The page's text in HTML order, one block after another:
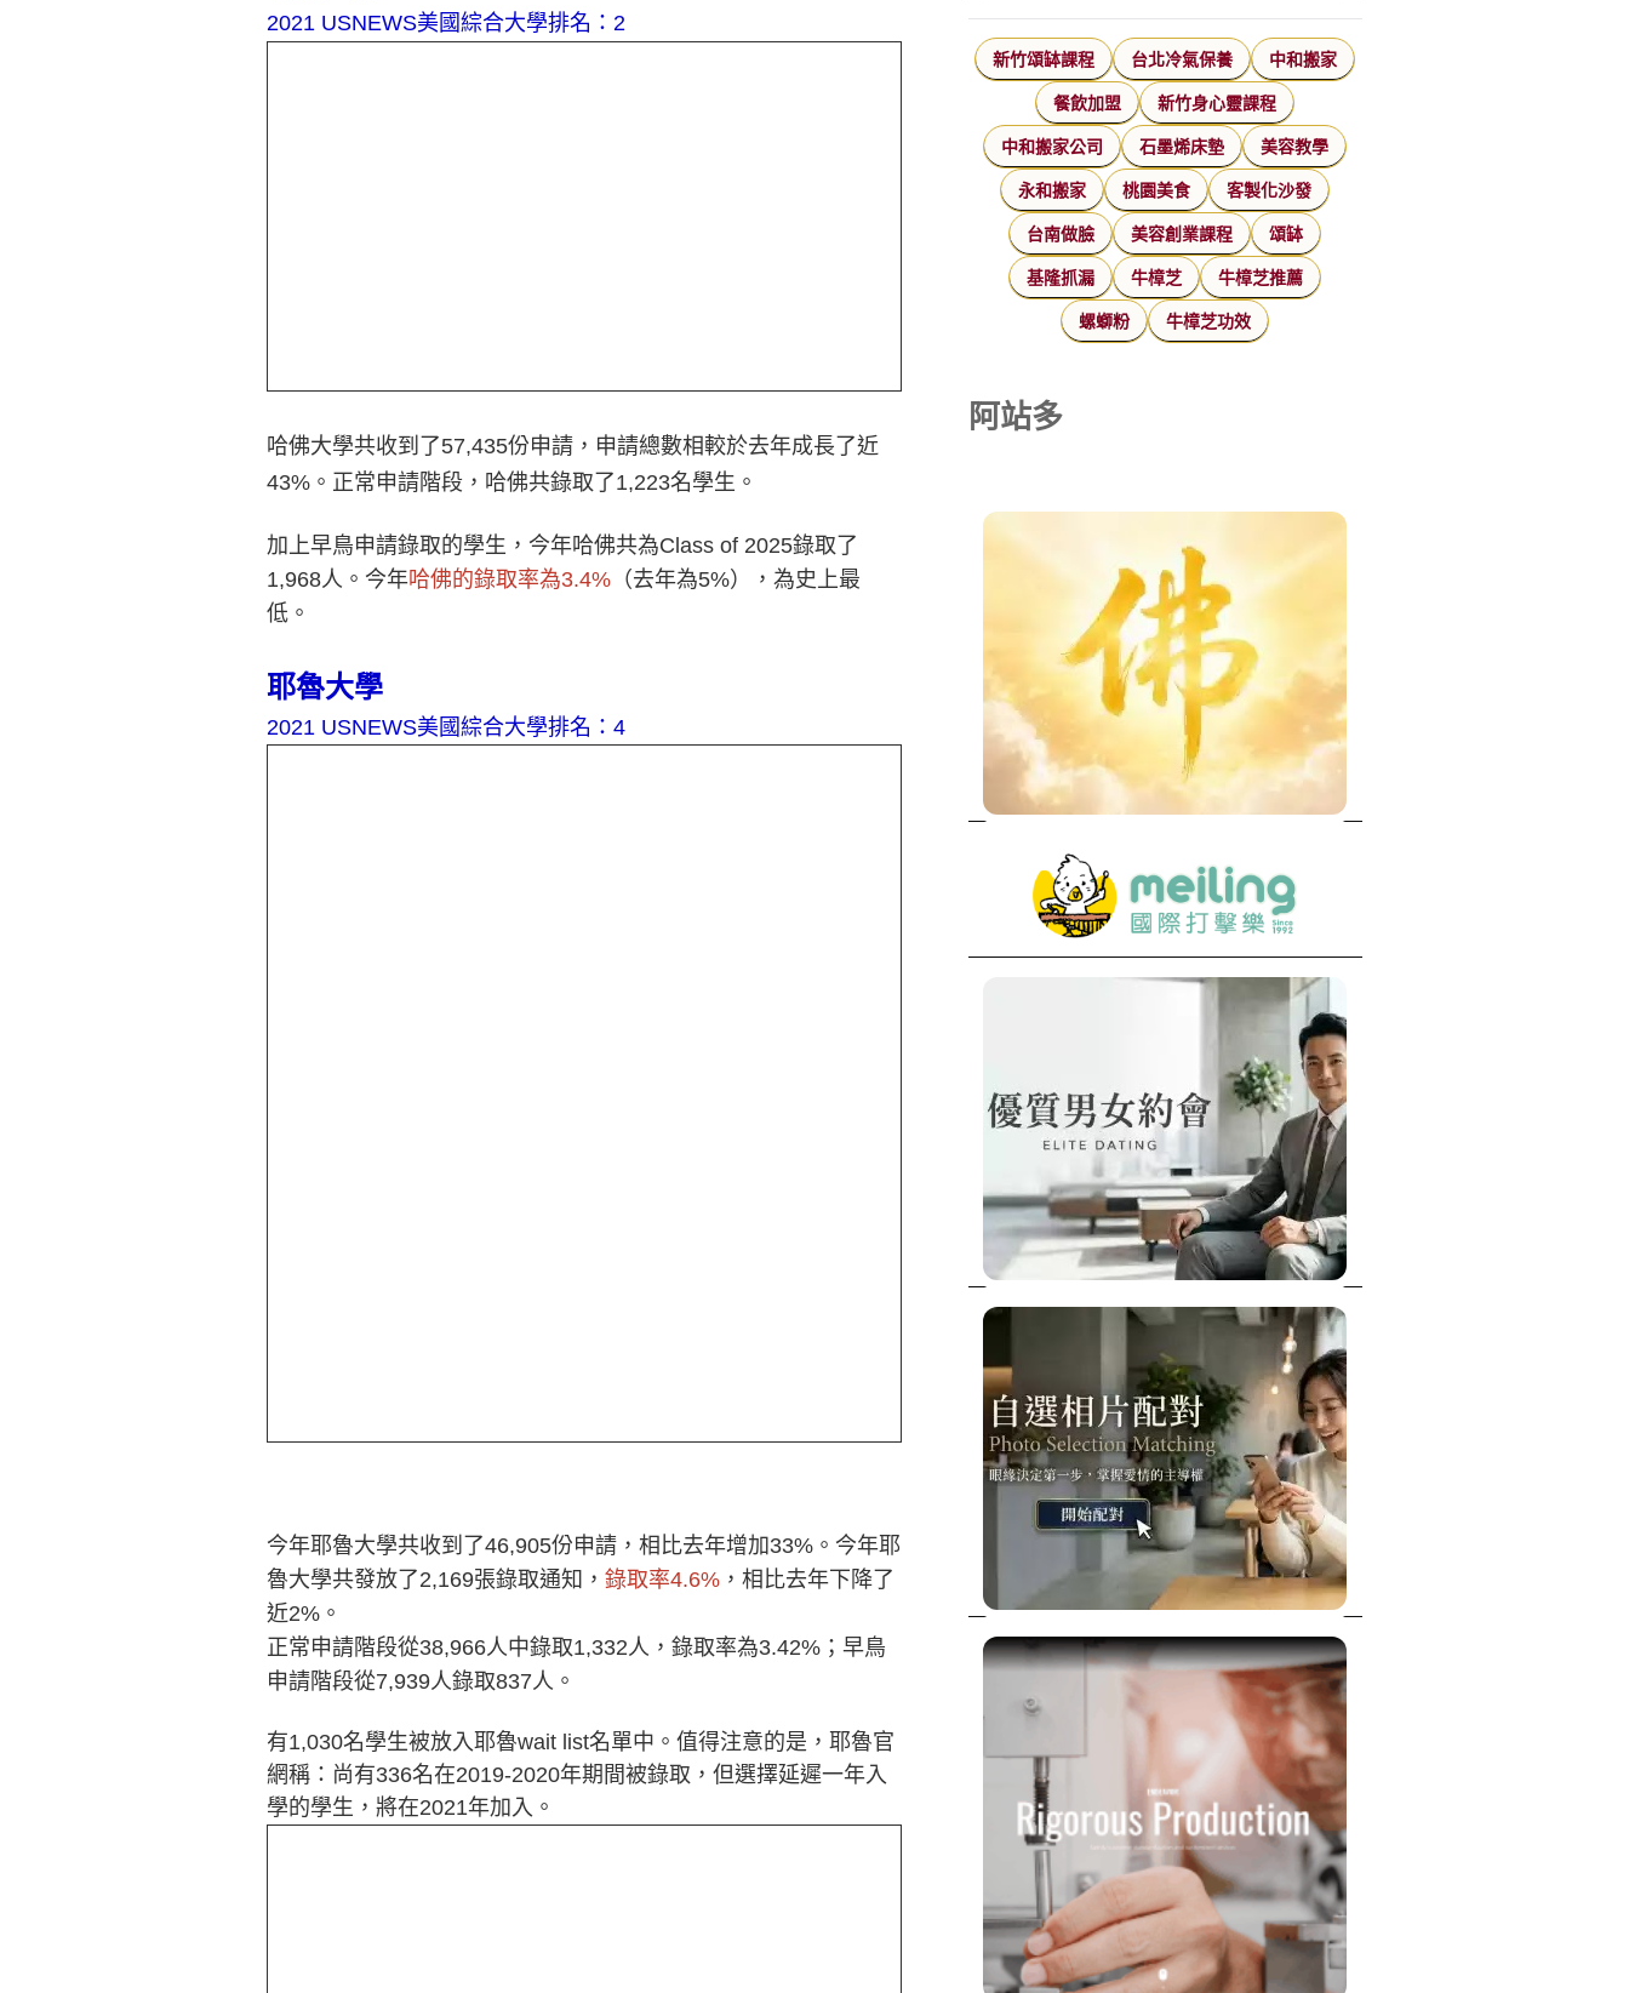
2021 USNEWS美國綜合大學排名：2
哈佛大學共收到了57,435份申請，申請總數相較於去年成長了近
43%。正常申請階段，哈佛共錄取了1,223名學生。
加上早鳥申請錄取的學生，今年哈佛共為Class of 2025錄取了
1,968人。今年哈佛的錄取率為3.4% （去年為5%），為史上最
低。
耶魯大學
2021 USNEWS美國綜合大學排名：4
今年耶魯大學共收到了46,905份申請，相比去年增加33%。今年耶
魯大學共發放了2,169張錄取通知， 錄取率4.6% ，相比去年下降了
近2%。
正常申請階段從38,966人中錄取1,332人，錄取率為3.42%；早鳥
申請階段從7,939人錄取837人。
有1,030名學生被放入耶魯wait list名單中。值得注意的是，耶魯官
網稱：尚有336名在2019-2020年期間被錄取，但選擇延遲一年入
學的學生，將在2021年加入。
新竹頌缽課程 台北冷氣保養 中和搬家
餐飲加盟 新竹身心靈課程
中和搬家公司 石墨烯床墊 美容教學
永和搬家 桃園美食 客製化沙發
台南做臉 美容創業課程 頌缽
基隆抓漏 牛樟芝 牛樟芝推薦
螺螄粉 牛樟芝功效
阿站多